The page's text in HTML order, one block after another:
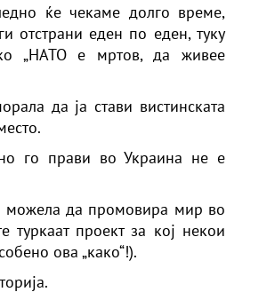
ќе чекаме долго време,
отстрани еден по еден, туку
„НАТО е мртов, да живее
да ја стави вистинската
го прави во Украина не е
можела да промовира мир во
проект за кој некои
ова „како“!).